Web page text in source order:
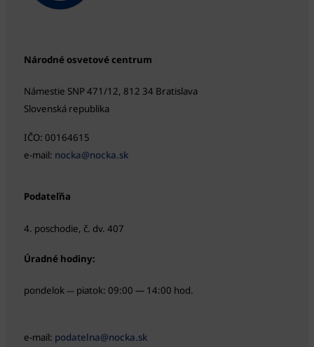
Národné osvetové centrum
Námestie SNP 471/12, 812 34 Bratislava
Slovenská republika
IČO: 00164615
e-mail: nocka@nocka.sk
Podateľňa
4. poschodie, č. dv. 407
Úradné hodiny:
pondelok — piatok: 09:00 — 14:00 hod.
e-mail: podatelna@nocka.sk